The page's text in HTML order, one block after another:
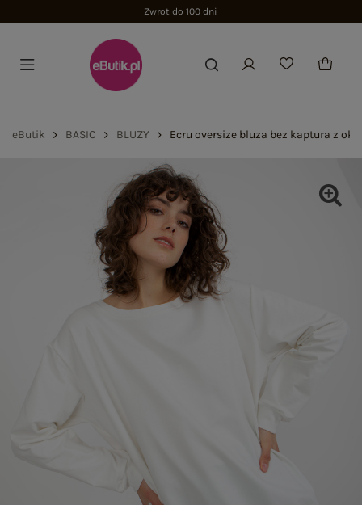
Zwrot do 100 dni
eButik BASIC BLUZY Ecru oversize bluza bez kaptura z